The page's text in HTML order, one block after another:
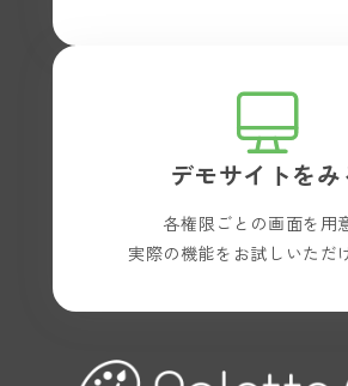
デモサイトをみ
各権限ごとの画面を用
実際の機能をお試しいただ